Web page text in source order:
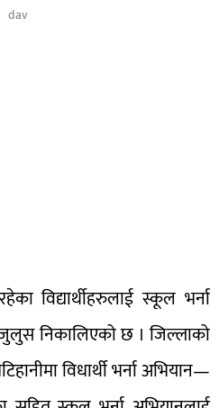
dav
विद्यार्थीहरुलाई स्कूल भर्ना
निकालिएको छ । जिल्लाको
विधार्थी भर्ना अभियान—